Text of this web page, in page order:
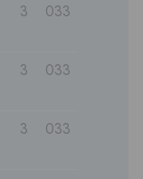
3 033
3 033
3 033